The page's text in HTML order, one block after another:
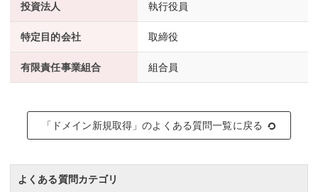
投資法人 執行役員
特定目的会社 取締役
有限責任事業組合 組合員
「ドメイン新規取得」のよくある質問一覧に戻る
よくある質問カテゴリ